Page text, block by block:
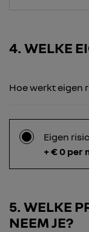
4 WELKE
Hoe werkt eigen
Eigen
+ € 0 per
5 WELKE
NEEM JE?